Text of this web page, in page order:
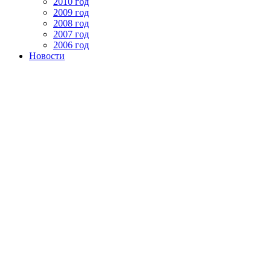
2009 год
2008 год
2007 год
2006 год
Новости